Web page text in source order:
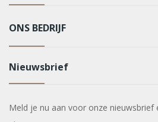
ONS BEDRIJF
Nieuwsbrief
Meld je nu aan voor onze nieuwsbrief